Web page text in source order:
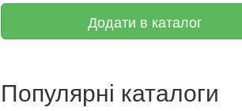
Додати в каталог
Популярні каталоги